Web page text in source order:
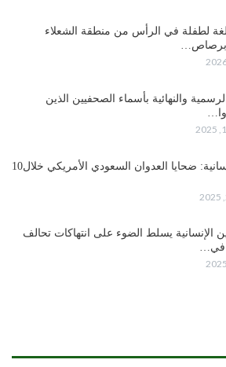
لطفلة في الرأس من منطقة الشعلاء
برصاص…
الرسمية والنهائية بأسماء الصحفيين الذين
عين الإنسانية: ضحايا العدوان السعودي الأمريكي خلال10
الإنسانية يسلط الضوء على انتهاكات تحالف
في…